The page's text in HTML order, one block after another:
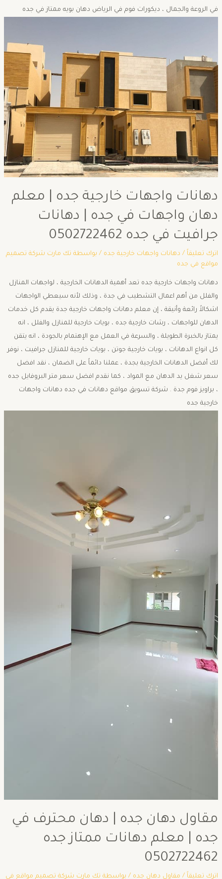
في الروعة والجمال ، ديكورات فوم في الرياض دهان بويه ممتاز في جده
دهانات واجهات خارجية جده | معلم
دهان واجهات في جده | دهانات
جرافيت في جده 0502722462
اترك تعليقاً / دهانات واجهات خارجية جده / بواسطة تك مارت شركة تصميم
مواقع في جده
دهانات واجهات خارجية جده تعد أهمية الدهانات الخارجية ، لواجهات المنازل
والفلل من أهم اعمال التشطيب في جدة ، وذلك لأنه سيعطي الواجهات
اشكالاً رائعة وأنيقة ، إن معلم دهانات واجهات خارجية جدة يقدم كل خدمات
الدهان للواجهات ، رشات خارجية جده ، بويات خارجية للمنازل والفلل ، انه
يمتاز بالخبرة الطويلة ، والسرعة في العمل مع الإهتمام بالجودة ، انه يتقن
كل انواع الدهانات ، بويات خارجية جوتن ، بويات خارجية للمنازل جرافيت ، نوفر
لك أفضل الدهانات الخارجية بجدة ، عملنا دائماً على الضمان ، نقد افضل
سعر شغل يد الدهان مع المواد ، كما نقدم افضل سعر متر البروفايل جده
، براويز فوم جدة . شركة تسويق مواقع دهانات في جده دهانات واجهات
خارجية جده
مقاول دهان جده | دهان محترف في
جده | معلم دهانات ممتاز جده
0502722462
اترك تعليقاً / مقاول دهان جده / بواسطة تك مارت شركة تصميم مواقع في